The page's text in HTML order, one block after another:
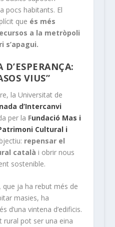
pocs habitants. El
que és més
a la metròpoli
s’apagui.
VIUS”
la Universitat de
d’Intercanvi
per la Fundació Mas i
Cultural i
repensar el
català i obrir nous
sostenible.
, que ja ha rebut més de
masies, ha
d’una vintena d’edificis.
rural pot ser una eina